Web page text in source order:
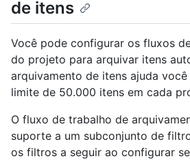
de itens
Você pode configurar os fluxos
do projeto para arquivar itens
arquivamento de itens ajuda
limite de 50.000 itens em cada
O fluxo de trabalho de
suporte a um subconjunto de
os filtros a seguir ao configurar